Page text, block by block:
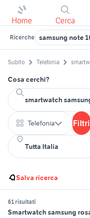
Home Cerca
Ricerche samsung note
Subito Telefonia
Cosa cerchi?
Telefonia Filtri
Salva ricerca
61 risultati
Smartwatch samsung